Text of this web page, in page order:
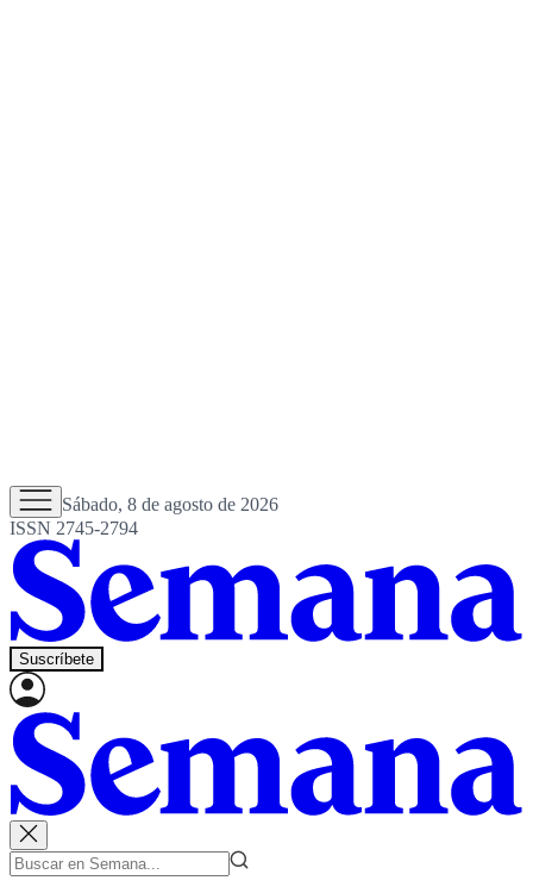
Sábado, 8 de agosto de 2026
ISSN 2745-2794
Suscríbete